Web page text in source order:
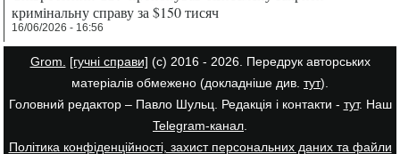
кримінальну справу за $150 тисяч
16/06/2026 - 16:56
Grom. [гучні справи] (с) 2016 - 2026. Передрук авторських
матеріалів обмежено (докладніше див. тут).
Головний редактор – Павло Шульц. Редакція і контакти - тут. Наш
Telegram-канал
Політика конфіденційності, захист персональних даних та файли